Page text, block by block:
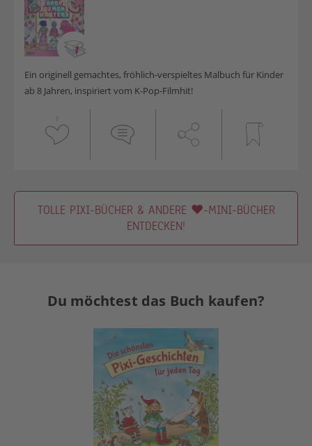
Ein originell gemachtes, fröhlich-verspieltes Malbuch für Kinder
ab 8 Jahren, inspiriert vom K-Pop-Filmhit!
1
TOLLE PIXI-BÜCHER & ANDERE ♥-MINI-BÜCHER
ENTDECKEN!
Du möchtest das Buch kaufen?